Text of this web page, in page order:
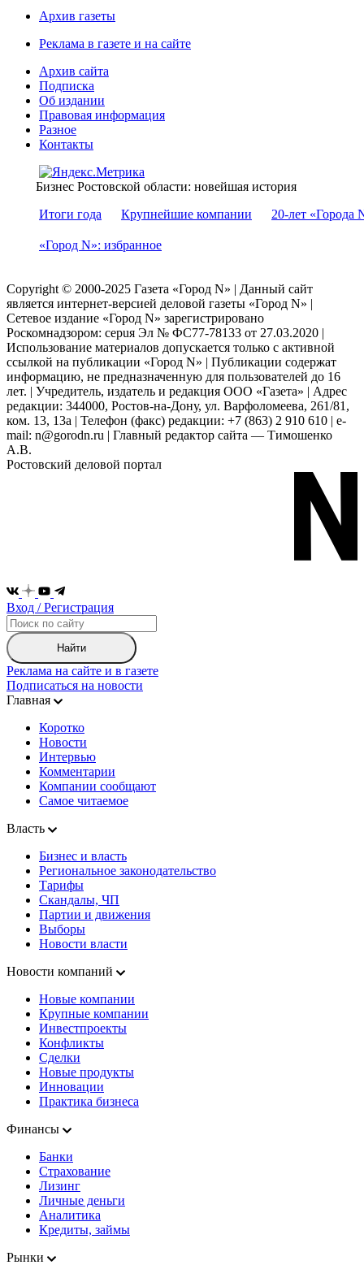
Архив газеты
Реклама в газете и на сайте
Архив сайта
Подписка
Об издании
Правовая информация
Разное
Контакты
Бизнес Ростовской области: новейшая история
Итоги года
Крупнейшие компании 20-лет «Города
«Город N»: избранное
Copyright © 2000-2025 Газета «Город N» | Данный сайт
является интернет-версией деловой газеты «Город N» |
Сетевое издание «Город N» зарегистрировано
Роскомнадзором: серuя Эл № ФС77-78133 от 27.03.2020 |
Использование материалов допускается только с активной
ссылкой на публикации «Город N» | Публикации содержат
информацию, не предназначенную для пользователей до 16
лет. | Учредитель, издатель и редакция ООО «Газета» | Адрес
редакции: 344000, Ростов-на-Дону, ул. Варфоломеева, 261/81,
ком. 13, 13а | Телефон (факс) редакции: +7 (863) 2 910 610 | e-
mail: n@gorodn.ru | Главный редактор сайта — Тимошенко
А.В.
Ростовский деловой портал
Вход / Регистрация
Найти
Реклама на сайте и в газете
Подписаться на новости
Главная
Коротко
Новости
Интервью
Комментарии
Компании сообщают
Самое читаемое
Власть
Бизнес и власть
Региональное законодательство
Тарифы
Скандалы, ЧП
Партии и движения
Выборы
Новости власти
Новости компаний
Новые компании
Крупные компании
Инвестпроекты
Конфликты
Сделки
Новые продукты
Инновации
Практика бизнеса
Финансы
Банки
Страхование
Лизинг
Личные деньги
Аналитика
Кредиты, займы
Рынки